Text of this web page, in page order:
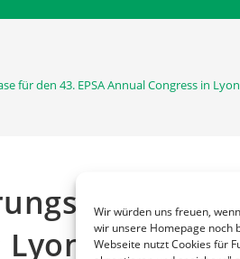
Wir würden uns freuen,
wir unsere Homepage noch
Webseite nutzt Cookies für
für den 43. EPSA Annual Congress in
für
läuft vom